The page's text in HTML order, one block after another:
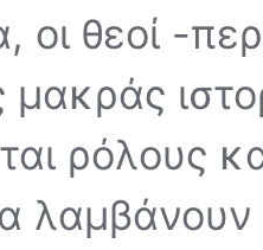
οι θεοί -
μακράς
ρόλους